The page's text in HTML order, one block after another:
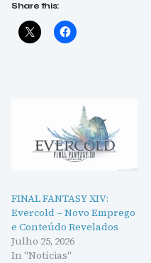
Share this:
FINAL FANTASY XIV:
Evercold – Novo Emprego
e Conteúdo Revelados
Julho 25, 2026
In "Notícias"